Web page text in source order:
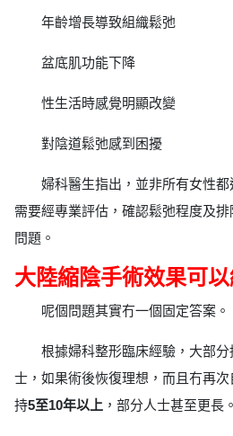
年齡增長導致組織鬆弛
盆底肌功能下降
性生活時感覺明顯改變
對陰道鬆弛感到困擾
婦科醫生指出，並非所有女性
需要經專業評估，確認鬆弛程度及
問題。
大陸縮陰手術效果可
呢個問題其實冇一個固定答案。
根據婦科整形臨床經驗，大部
士，如果術後恢復理想，而且冇再
持5至10年以上 ，部分人士甚至更長。